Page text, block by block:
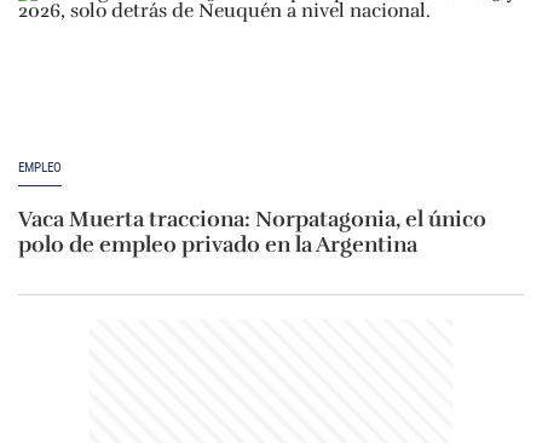
EMPLEO
Vaca Muerta tracciona: Norpatagonia, el único
polo de empleo privado en la Argentina